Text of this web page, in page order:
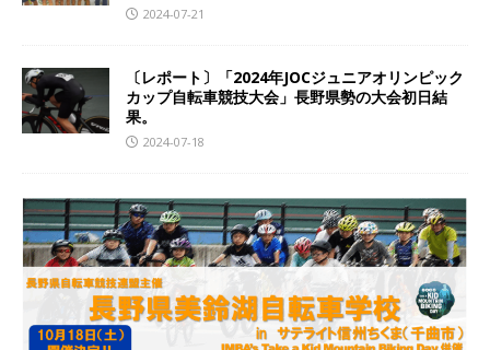
2024-07-21
〔レポート〕「2024年JOCジュニアオリンピック
カップ自転車競技大会」長野県勢の大会初日結
果。
2024-07-18